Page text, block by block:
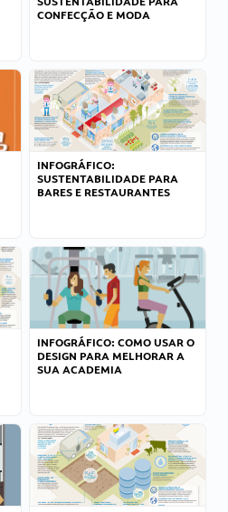
CONFECÇÃO E MODA
INFOGRÁFICO:
SUSTENTABILIDADE PARA
BARES E RESTAURANTES
INFOGRÁFICO: COMO USAR O
DESIGN PARA MELHORAR A
SUA ACADEMIA